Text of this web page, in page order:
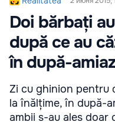
Doi bărbați
după ce au
în după-
Zi cu ghinion pentru
la înălțime, în după-
ambii s-au ales doar